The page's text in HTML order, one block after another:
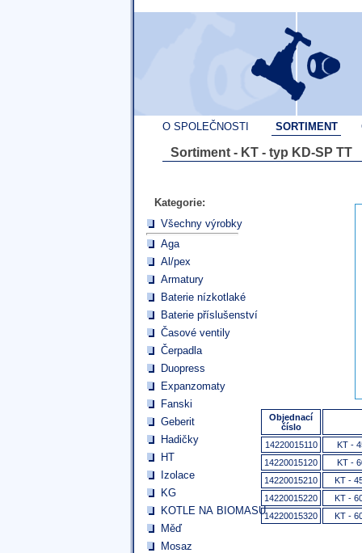
O SPOLEČNOSTI SORTIMENT
Sortiment - KT - typ KD-SP TT
Kategorie:
Všechny výrobky
Aga
Al/pex
Armatury
Baterie nízkotlaké
Baterie příslušenství
Časové ventily
Čerpadla
Duopress
Expanzomaty
Fanski
Geberit
Hadičky
HT
Izolace
KG
KOTLE NA BIOMASU
Měď
Mosaz
Objednací
číslo
14220015110
KT -
14220015120
KT -
14220015210
KT -
14220015220
KT -
14220015320
KT -